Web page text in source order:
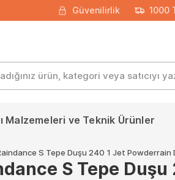
Güvenilirlik 1000
Malzemeleri ve Teknik Ürünler
S Tepe Duşu 240 1 Jet
S Tepe